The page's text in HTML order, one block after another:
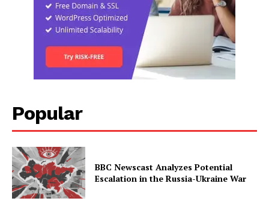
Popular
BBC Newscast Analyzes Potential
Escalation in the Russia-Ukraine War